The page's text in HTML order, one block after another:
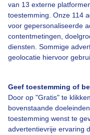
van 13 externe
toestemming. Onze 114
voor gepersonaliseerde
contentmetingen,
diensten. Sommige
geolocatie hiervoor
Geef toestemming of
Door op "Gratis" te
bovenstaande
toestemming wenst te
advertentievrije ervaring
Bedrijfsgegevens
Veelgestelde vragen
Contact
Toegankelijkheid
Adverteren
Buienradar Team
Privacy beleid